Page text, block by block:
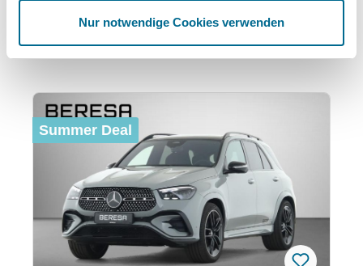
Nur notwendige Cookies verwenden
Das könnte Ihnen auch gefallen:
Summer Deal